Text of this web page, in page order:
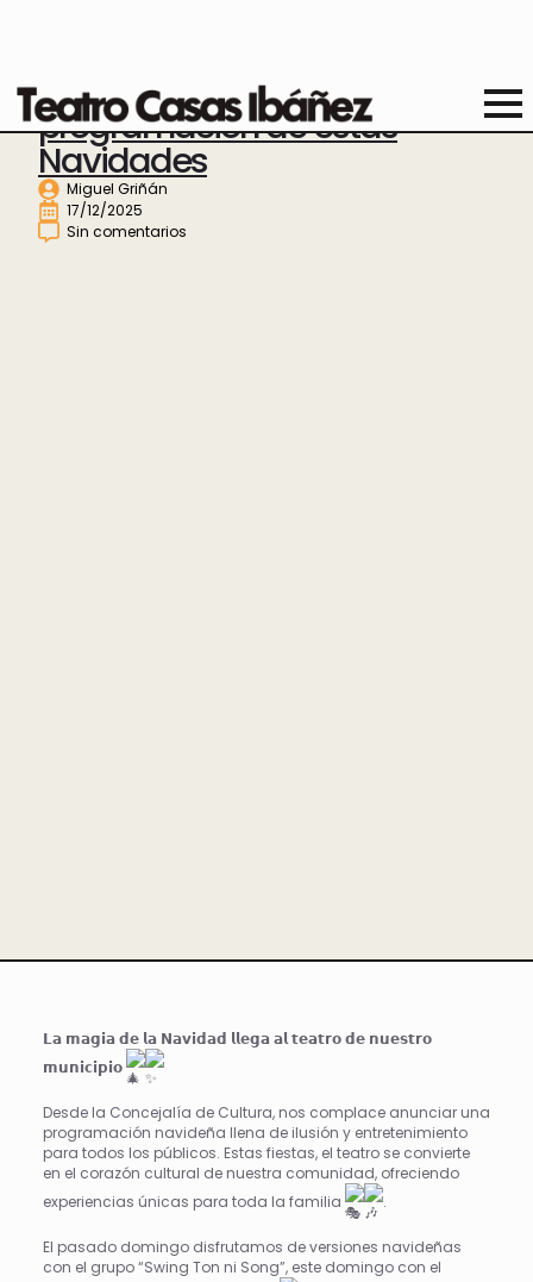
Griñán, nos presenta la
programación de estas
Navidades
Miguel Griñán
17/12/2025
Sin comentarios
𝗟𝗮 𝗺𝗮𝗴𝗶𝗮 𝗱𝗲 𝗹𝗮 𝗡𝗮𝘃𝗶𝗱𝗮𝗱 𝗹𝗹𝗲𝗴𝗮 𝗮𝗹 𝘁𝗲𝗮𝘁𝗿𝗼 𝗱𝗲 𝗻𝘂𝗲𝘀𝘁𝗿𝗼
𝗺𝘂𝗻𝗶𝗰𝗶𝗽𝗶𝗼
Desde la Concejalía de Cultura, nos complace anunciar una
programación navideña llena de ilusión y entretenimiento
para todos los públicos. Estas fiestas, el teatro se convierte
en el corazón cultural de nuestra comunidad, ofreciendo
experiencias únicas para toda la familia
El pasado domingo disfrutamos de versiones navideñas
con el grupo “Swing Ton ni Song”, este domingo con el